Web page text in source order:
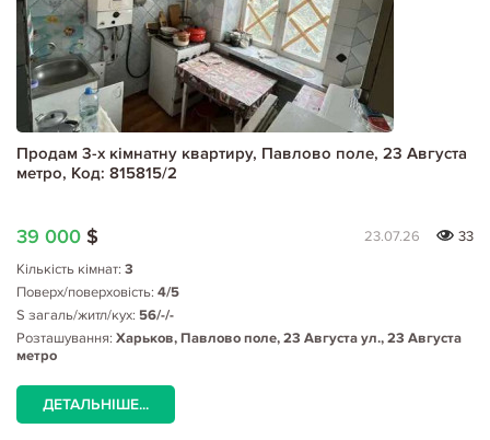
Продам 3-х кімнатну квартиру, Павлово поле, 23 Августа
метро, Код: 815815/2
39 000 $ 23.07.26
33
Кількість кімнат: 3
Поверх/поверховість: 4/5
S загаль/житл/кух: 56/-/-
Розташування: Харьков, Павлово поле, 23 Августа ул., 23 Августа
метро
ДЕТАЛЬНІШЕ...